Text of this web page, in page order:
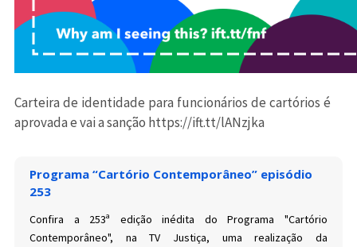
Carteira de identidade para funcionários de cartórios é
aprovada e vai a sanção https://ift.tt/lANzjka
Programa “Cartório Contemporâneo” episódio
253
Confira a 253ª edição inédita do Programa "Cartório
Contemporâneo", na TV Justiça, uma realização da